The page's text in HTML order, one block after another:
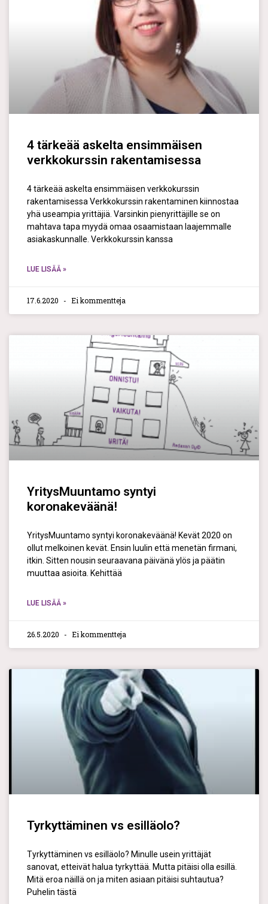
4 tärkeää askelta ensimmäisen
verkkokurssin rakentamisessa
4 tärkeää askelta ensimmäisen verkkokurssin
rakentamisessa Verkkokurssin rakentaminen kiinnostaa
yhä useampia yrittäjiä. Varsinkin pienyrittäjille se on
mahtava tapa myydä omaa osaamistaan laajemmalle
asiakaskunnalle. Verkkokurssin kanssa
LUE LISÄÄ »
17.6.2020 Ei kommentteja
YritysMuuntamo syntyi
koronakeväänä!
YritysMuuntamo syntyi koronakeväänä! Kevät 2020 on
ollut melkoinen kevät. Ensin luulin että menetän firmani,
itkin. Sitten nousin seuraavana päivänä ylös ja päätin
muuttaa asioita. Kehittää
LUE LISÄÄ »
26.5.2020 Ei kommentteja
Tyrkyttäminen vs esilläolo?
Tyrkyttäminen vs esilläolo? Minulle usein yrittäjät
sanovat, etteivät halua tyrkyttää. Mutta pitäisi olla esillä.
Mitä eroa näillä on ja miten asiaan pitäisi suhtautua?
Puhelin tästä